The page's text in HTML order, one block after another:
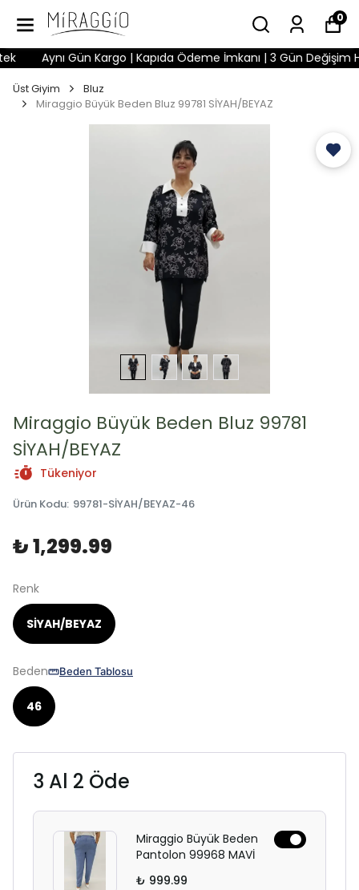
0
Aynı Gün Kargo | Kapıda Ödeme İmkanı | 3 Gün Değişim
Üst Giyim
Bluz
Miraggio Büyük Beden Bluz 99781 SİYAH/BEYAZ
Miraggio Büyük Beden Bluz 99781
SİYAH/BEYAZ
Tükeniyor
Ürün Kodu: 99781-SİYAH/BEYAZ-46
₺ 1,299.99
Renk
SİYAH/BEYAZ
Beden Beden Tablosu
46
3 Al 2 Öde
Miraggio Büyük Beden
Pantolon 99968 MAVİ
₺ 999.99